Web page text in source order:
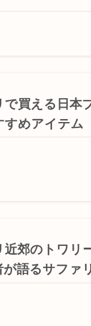
で買える日本
すめアイテム
近郊のトワリ
が語るサファ